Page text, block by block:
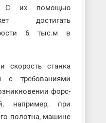
С их помощью
достигать
6 тыс.м в
скорость станка
с требованиями
форс-
например, при
полотна, машине